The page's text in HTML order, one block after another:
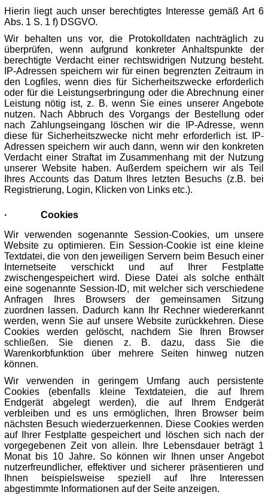
Hierin liegt auch unser berechtigtes Interesse gemäß Art 6
Abs. 1 S. 1 f) DSGVO.
Wir behalten uns vor, die Protokolldaten nachträglich zu
überprüfen, wenn aufgrund konkreter Anhaltspunkte der
berechtigte Verdacht einer rechtswidrigen Nutzung besteht.
IP-Adressen speichern wir für einen begrenzten Zeitraum in
den Logfiles, wenn dies für Sicherheitszwecke erforderlich
oder für die Leistungserbringung oder die Abrechnung einer
Leistung nötig ist, z. B. wenn Sie eines unserer Angebote
nutzen. Nach Abbruch des Vorgangs der Bestellung oder
nach Zahlungseingang löschen wir die IP-Adresse, wenn
diese für Sicherheitszwecke nicht mehr erforderlich ist. IP-
Adressen speichern wir auch dann, wenn wir den konkreten
Verdacht einer Straftat im Zusammenhang mit der Nutzung
unserer Website haben. Außerdem speichern wir als Teil
Ihres Accounts das Datum Ihres letzten Besuchs (z.B. bei
Registrierung, Login, Klicken von Links etc.).
·
Cookies
Wir verwenden sogenannte Session-Cookies, um unsere
Website zu optimieren. Ein Session-Cookie ist eine kleine
Textdatei, die von den jeweiligen Servern beim Besuch einer
Internetseite verschickt und auf Ihrer Festplatte
zwischengespeichert wird. Diese Datei als solche enthält
eine sogenannte Session-ID, mit welcher sich verschiedene
Anfragen Ihres Browsers der gemeinsamen Sitzung
zuordnen lassen. Dadurch kann Ihr Rechner wiedererkannt
werden, wenn Sie auf unsere Website zurückkehren. Diese
Cookies werden gelöscht, nachdem Sie Ihren Browser
schließen. Sie dienen z. B. dazu, dass Sie die
Warenkorbfunktion über mehrere Seiten hinweg nutzen
können.
Wir verwenden in geringem Umfang auch persistente
Cookies (ebenfalls kleine Textdateien, die auf Ihrem
Endgerät abgelegt werden), die auf Ihrem Endgerät
verbleiben und es uns ermöglichen, Ihren Browser beim
nächsten Besuch wiederzuerkennen. Diese Cookies werden
auf Ihrer Festplatte gespeichert und löschen sich nach der
vorgegebenen Zeit von allein. Ihre Lebensdauer beträgt 1
Monat bis 10 Jahre. So können wir Ihnen unser Angebot
nutzerfreundlicher, effektiver und sicherer präsentieren und
Ihnen beispielsweise speziell auf Ihre Interessen
abgestimmte Informationen auf der Seite anzeigen.